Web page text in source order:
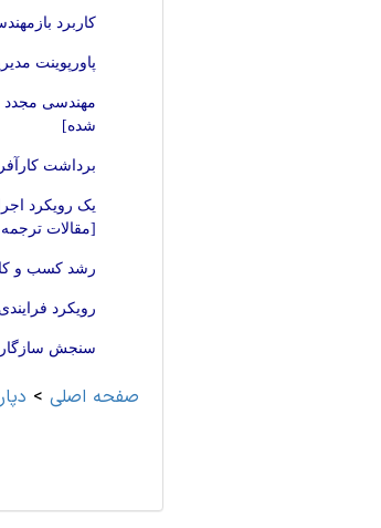
کاربرد
پاورپوینت
مهندسی مجدد
شده]
برداشت
[مقالات
رشد کسب و
رویکرد
سنجش
صفحه اصلی >